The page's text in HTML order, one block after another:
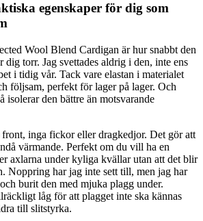
egenskaper för dig som
Wool Blend Cardigan är hur snabbt den
dig torr. Jag svettades aldrig i den, inte ens
i tidig vår. Tack vare elastan i materialet
följsam, perfekt för lager på lager. Och
isolerar den bättre än motsvarande
inga fickor eller dragkedjor. Det gör att
värmande. Perfekt om du vill ha en
axlarna under kyliga kvällar utan att det blir
Noppring har jag inte sett till, men jag har
burit den med mjuka plagg under.
låg för att plagget inte ska kännas
till slitstyrka.